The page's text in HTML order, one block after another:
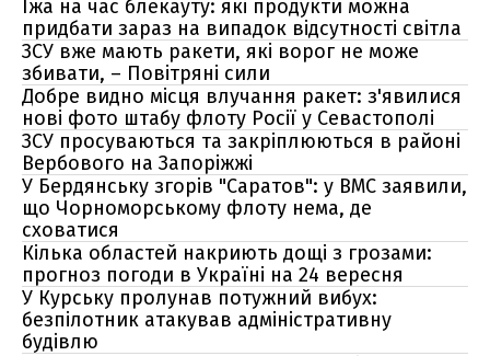
Їжа на час блекауту: які продукти можна
придбати зараз на випадок відсутності світла
ЗСУ вже мають ракети, які ворог не може
збивати, – Повітряні сили
Добре видно місця влучання ракет: з'явилися
нові фото штабу флоту Росії у Севастополі
ЗСУ просуваються та закріплюються в районі
Вербового на Запоріжжі
У Бердянську згорів "Саратов": у ВМС заявили,
що Чорноморському флоту нема, де
сховатися
Кілька областей накриють дощі з грозами:
прогноз погоди в Україні на 24 вересня
У Курську пролунав потужний вибух:
безпілотник атакував адміністративну
будівлю